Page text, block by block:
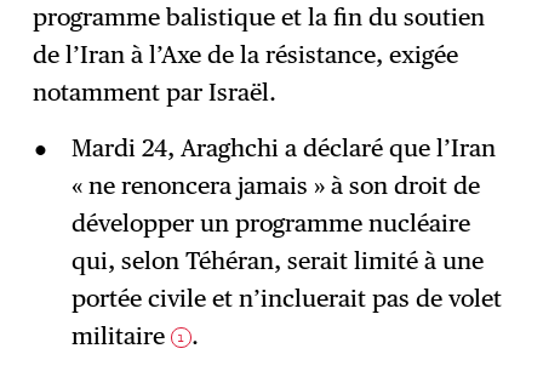
programme balistique et la fin du soutien
de l’Iran à l’Axe de la résistance, exigée
notamment par Israël.
Mardi 24, Araghchi a déclaré que l’Iran
« ne renoncera jamais » à son droit de
développer un programme nucléaire
qui, selon Téhéran, serait limité à une
portée civile et n’incluerait pas de volet
militaire
1 .